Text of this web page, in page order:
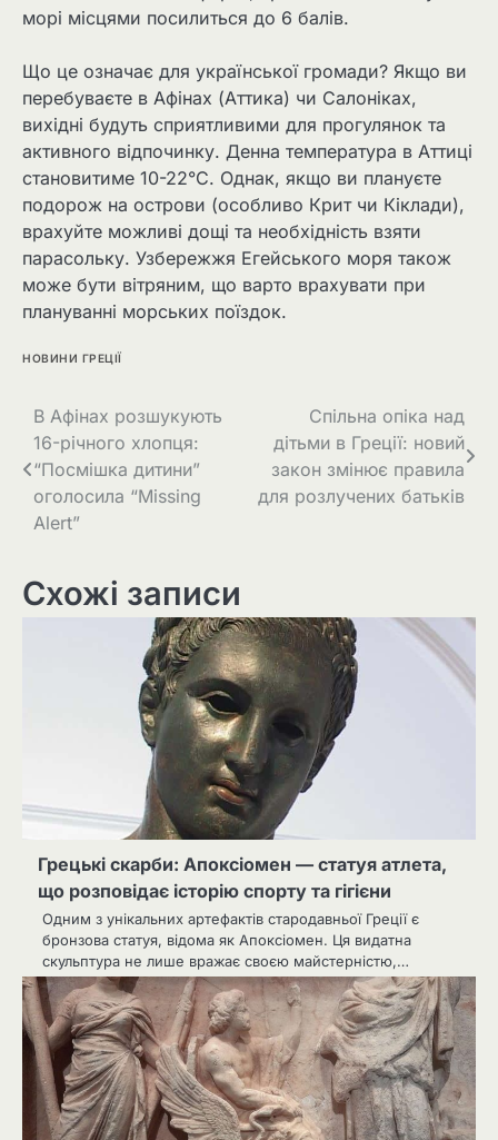
морі місцями посилиться до 6 балів.
Що це означає для української громади? Якщо ви
перебуваєте в Афінах (Аттика) чи Салоніках,
вихідні будуть сприятливими для прогулянок та
активного відпочинку. Денна температура в Аттиці
становитиме 10-22°C. Однак, якщо ви плануєте
подорож на острови (особливо Крит чи Кіклади),
врахуйте можливі дощі та необхідність взяти
парасольку. Узбережжя Егейського моря також
може бути вітряним, що варто врахувати при
плануванні морських поїздок.
НОВИНИ ГРЕЦІЇ
В Афінах розшукують
16-річного хлопця:
“Посмішка дитини”
оголосила “Missing
Alert”
Спільна опіка над
дітьми в Греції: новий
закон змінює правила
для розлучених батьків
Схожі записи
Грецькі скарби: Апоксіомен — статуя атлета,
що розповідає історію спорту та гігієни
Одним з унікальних артефактів стародавньої Греції є
бронзова статуя, відома як Апоксіомен. Ця видатна
скульптура не лише вражає своєю майстерністю,…